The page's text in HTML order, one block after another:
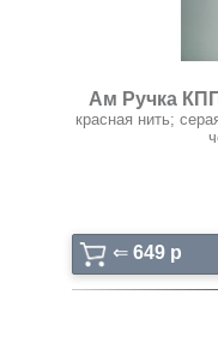
Ам Ручка
красная нить;
⇐ 649 p